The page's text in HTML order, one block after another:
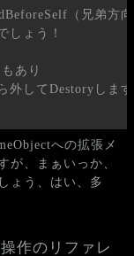
（兄弟方
しょう！
あり
してDestoryします
への拡張メ
が、まぁいっか、
ょう、はい、多
作のリファレ